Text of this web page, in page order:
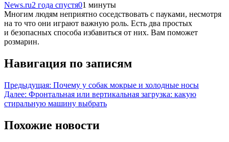
News.ru2 года спустя01 минуты
Многим людям неприятно соседствовать с пауками, несмотря
на то что они играют важную роль. Есть два простых
и безопасных способа избавиться от них. Вам поможет
розмарин.
Навигация по записям
Предыдущая: Почему у собак мокрые и холодные носы
Далее: Фронтальная или вертикальная загрузка: какую
стиральную машину выбрать
Похожие новости